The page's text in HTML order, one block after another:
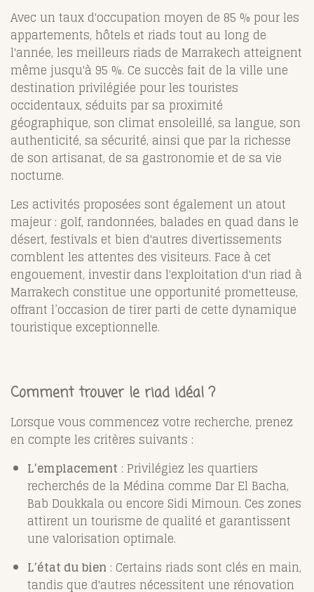
Avec un taux d'occupation moyen de 85 % pour les
appartements, hôtels et riads tout au long de
l'année, les meilleurs riads de Marrakech atteignent
même jusqu'à 95 %. Ce succès fait de la ville une
destination privilégiée pour les touristes
occidentaux, séduits par sa proximité
géographique, son climat ensoleillé, sa langue, son
authenticité, sa sécurité, ainsi que par la richesse
de son artisanat, de sa gastronomie et de sa vie
nocturne.
Les activités proposées sont également un atout
majeur : golf, randonnées, balades en quad dans le
désert, festivals et bien d'autres divertissements
comblent les attentes des visiteurs. Face à cet
engouement, investir dans l'exploitation d'un riad à
Marrakech constitue une opportunité prometteuse,
offrant l’occasion de tirer parti de cette dynamique
touristique exceptionnelle.
Comment trouver le riad idéal ?
Lorsque vous commencez votre recherche, prenez
en compte les critères suivants :
L’emplacement : Privilégiez les quartiers
recherchés de la Médina comme Dar El Bacha,
Bab Doukkala ou encore Sidi Mimoun. Ces zones
attirent un tourisme de qualité et garantissent
une valorisation optimale.
L’état du bien : Certains riads sont clés en main,
tandis que d'autres nécessitent une rénovation